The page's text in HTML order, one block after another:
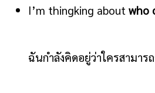
I’m thingking about who
ฉันกำลังคิดอยู่ว่าใครสามาร